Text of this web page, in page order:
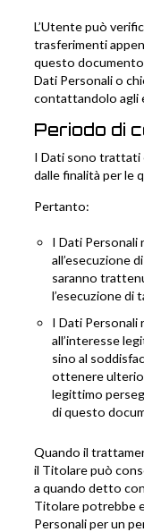
L’Utente può
trasferimenti
questo
Dati Personali o
contattandolo agli
Periodo di
I Dati sono trattati
dalle finalità per le
Pertanto:
I Dati Personali
all’esecuzione
saranno
l’esecuzione di
I Dati Personali
all’interesse
sino al
ottenere
legittimo
di questo
Quando il
il Titolare può
a quando detto
Titolare potrebbe
Personali per un